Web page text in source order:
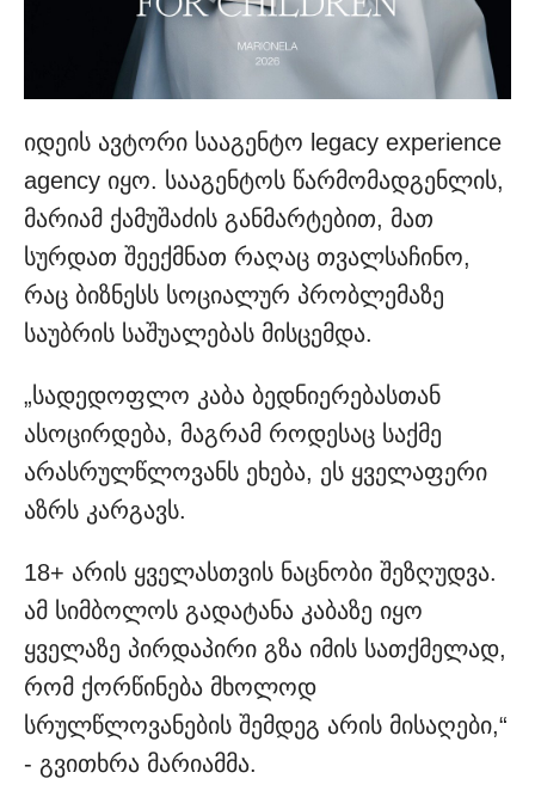
იდეის ავტორი სააგენტო legacy experience
agency იყო. სააგენტოს წარმომადგენლის,
მარიამ ქამუშაძის განმარტებით, მათ
სურდათ შეექმნათ რაღაც თვალსაჩინო,
რაც ბიზნესს სოციალურ პრობლემაზე
საუბრის საშუალებას მისცემდა.
„სადედოფლო კაბა ბედნიერებასთან
ასოცირდება, მაგრამ როდესაც საქმე
არასრულწლოვანს ეხება, ეს ყველაფერი
აზრს კარგავს.
18+ არის ყველასთვის ნაცნობი შეზღუდვა.
ამ სიმბოლოს გადატანა კაბაზე იყო
ყველაზე პირდაპირი გზა იმის სათქმელად,
რომ ქორწინება მხოლოდ
სრულწლოვანების შემდეგ არის მისაღები,“
- გვითხრა მარიამმა.